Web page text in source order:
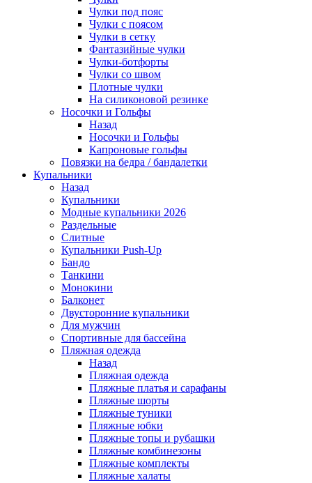
Чулки под пояс
Чулки с поясом
Чулки в сетку
Фантазийные чулки
Чулки-ботфорты
Чулки со швом
Плотные чулки
На силиконовой резинке
Носочки и Гольфы
Назад
Носочки и Гольфы
Капроновые гольфы
Повязки на бедра / бандалетки
Купальники
Назад
Купальники
Модные купальники 2026
Раздельные
Слитные
Купальники Push-Up
Бандо
Танкини
Монокини
Балконет
Двусторонние купальники
Для мужчин
Спортивные для бассейна
Пляжная одежда
Назад
Пляжная одежда
Пляжные платья и сарафаны
Пляжные шорты
Пляжные туники
Пляжные юбки
Пляжные топы и рубашки
Пляжные комбинезоны
Пляжные комплекты
Пляжные халаты